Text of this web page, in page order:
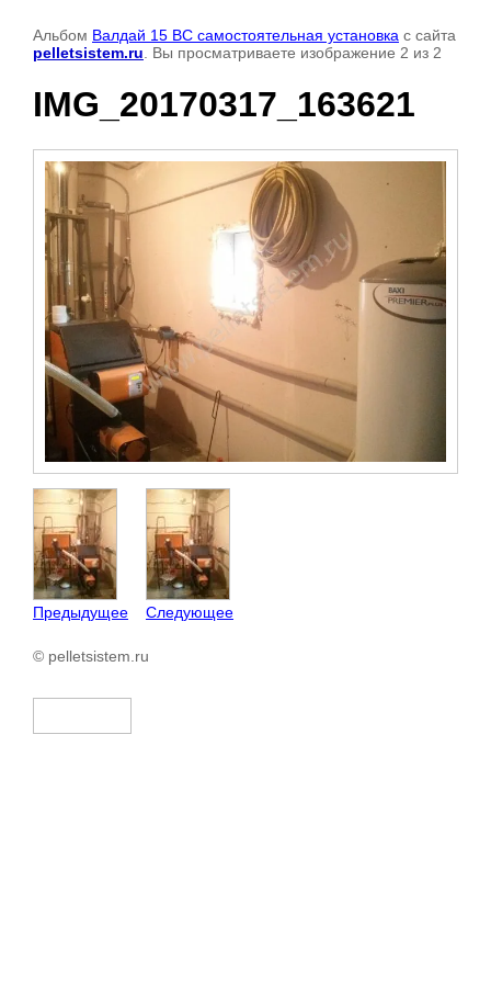
Альбом Валдай 15 ВС самостоятельная установка с сайта
pelletsistem.ru . Вы просматриваете изображение 2 из 2
IMG_20170317_163621
Предыдущее Следующее
© pelletsistem.ru